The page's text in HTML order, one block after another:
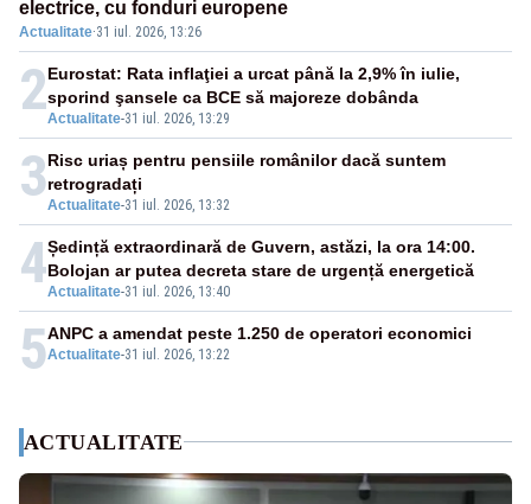
electrice, cu fonduri europene
Actualitate·31 iul. 2026, 13:26
2Actualitate-31 iul. 2026, 13:29
Eurostat: Rata inflaţiei a urcat până la 2,9% în iulie,
sporind şansele ca BCE să majoreze dobânda
3Actualitate-31 iul. 2026, 13:32
Risc uriaș pentru pensiile românilor dacă suntem
retrogradați
4Actualitate-31 iul. 2026, 13:40
Ședință extraordinară de Guvern, astăzi, la ora 14:00.
Bolojan ar putea decreta stare de urgență energetică
5Actualitate-31 iul. 2026, 13:22
ANPC a amendat peste 1.250 de operatori economici
ACTUALITATE